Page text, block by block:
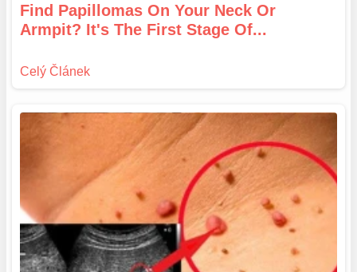
Find Papillomas On Your Neck Or
Armpit? It's The First Stage Of...